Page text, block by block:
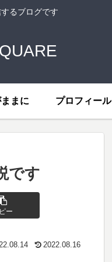
るブログです
まに プロフィール
です
ー
2022.08.16